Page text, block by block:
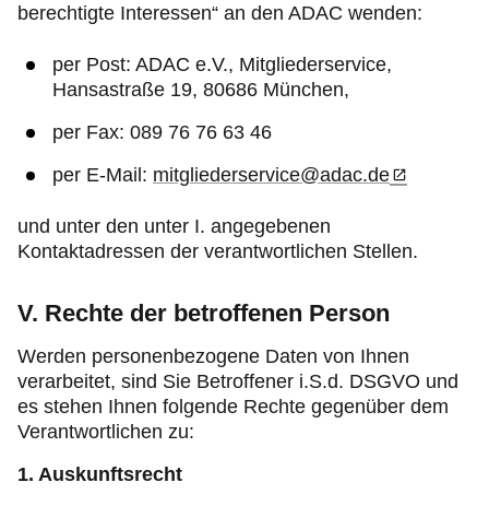
berechtigte Interessen“ an den ADAC wenden:
per Post: ADAC e.V., Mitgliederservice,
Hansastraße 19, 80686 München,
per Fax: 089 76 76 63 46
per E-Mail: mitgliederservice@adac.de
und unter den unter I. angegebenen
Kontaktadressen der verantwortlichen Stellen.
V. Rechte der betroffenen Person
Werden personenbezogene Daten von Ihnen
verarbeitet, sind Sie Betroffener i.S.d. DSGVO und
es stehen Ihnen folgende Rechte gegenüber dem
Verantwortlichen zu:
1. Auskunftsrecht